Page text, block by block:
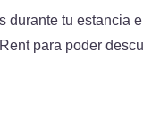
durante tu estancia
para poder